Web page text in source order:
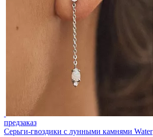
предзаказ
Серьги-гвоздики с лунными камнями Water